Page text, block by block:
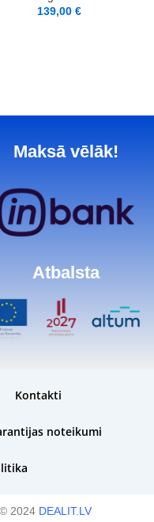
139,00€
Maksā vēlāk!
Atbalsta
Kontakti
noteikumi
2024 DEALIT.LV